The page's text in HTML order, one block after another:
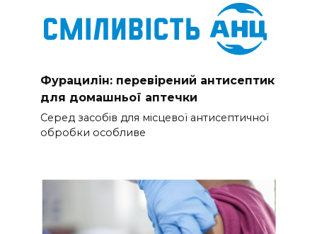
Фурацилін: перевірений антисептик
для домашньої аптечки
Серед засобів для місцевої антисептичної
обробки особливе